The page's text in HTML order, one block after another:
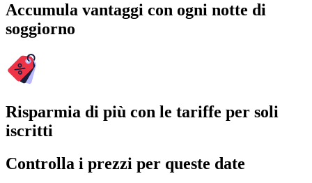
Accumula vantaggi con ogni notte di
soggiorno
Risparmia di più con le tariffe per soli
iscritti
Controlla i prezzi per queste date